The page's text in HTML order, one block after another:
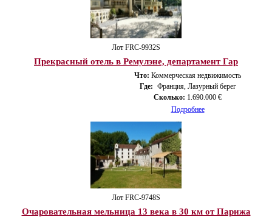
Лот FRС-9932S
Прекрасный отель в Ремулэне, департамент Гар
Что: Коммерческая недвижимость
Где: Франция, Лазурный берег
Сколько: 1.690.000 €
Подробнее
Лот FRС-9748S
Очаровательная мельница 13 века в 30 км от Парижа